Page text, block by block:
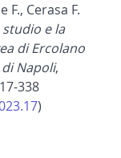
F., Cerasa F.
e la
di Ercolano
Napoli,
338
)